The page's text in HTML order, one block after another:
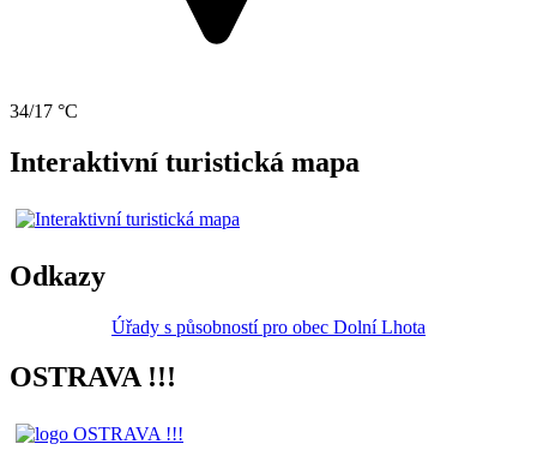
34/17 °C
Interaktivní turistická mapa
Odkazy
Úřady s působností pro obec Dolní Lhota
OSTRAVA !!!